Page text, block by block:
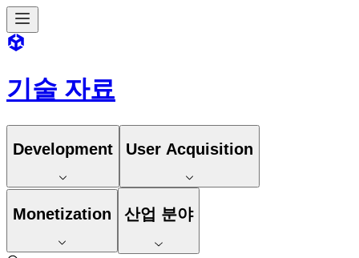
기술 자료
Development User Acquisition
Monetization 산업 분야